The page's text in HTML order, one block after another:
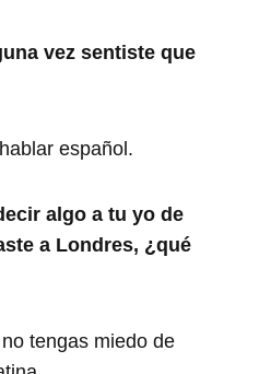
vez sentiste que
español.
algo a tu yo de
a Londres, ¿qué
tengas miedo de